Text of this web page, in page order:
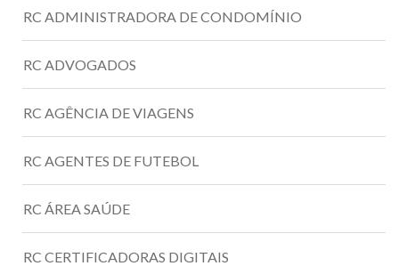
RC ADMINISTRADORA DE CONDOMÍNIO
RC ADVOGADOS
RC AGÊNCIA DE VIAGENS
RC AGENTES DE FUTEBOL
RC ÁREA SAÚDE
RC CERTIFICADORAS DIGITAIS